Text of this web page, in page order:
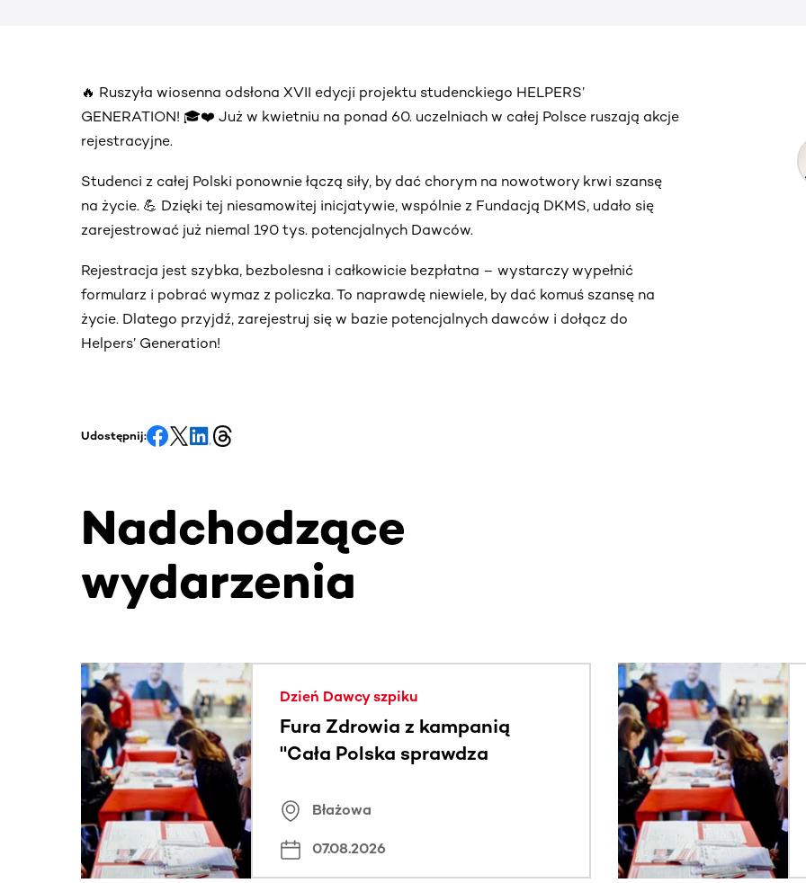
🔥 Ruszyła wiosenna odsłona XVII edycji projektu studenckiego HELPERS’
GENERATION! 🎓❤️ Już w kwietniu na ponad 60. uczelniach w całej Polsce ruszają akcje
rejestracyjne.
Studenci z całej Polski ponownie łączą siły, by dać chorym na nowotwory krwi szansę
na życie. 💪 Dzięki tej niesamowitej inicjatywie, wspólnie z Fundacją DKMS, udało się
zarejestrować już niemal 190 tys. potencjalnych Dawców.
Rejestracja jest szybka, bezbolesna i całkowicie bezpłatna – wystarczy wypełnić
formularz i pobrać wymaz z policzka. To naprawdę niewiele, by dać komuś szansę na
życie. Dlatego przyjdź, zarejestruj się w bazie potencjalnych dawców i dołącz do
Helpers’ Generation!
Udostępnij:
Nadchodzące
wydarzenia
Ta sekcja zawiera treści przewijane w poziomie. Użyj klawisza Tab lub przesuń palcem, aby zobaczyć
Dzień Dawcy szpiku
Fura Zdrowia z kampanią
"Cała Polska sprawdza
Błażowa
07.08.2026